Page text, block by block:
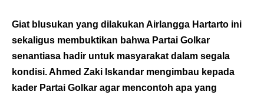
Giat blusukan yang dilakukan Airlangga Hartarto ini
sekaligus membuktikan bahwa Partai Golkar
senantiasa hadir untuk masyarakat dalam segala
kondisi. Ahmed Zaki Iskandar mengimbau kepada
kader Partai Golkar agar mencontoh apa yang